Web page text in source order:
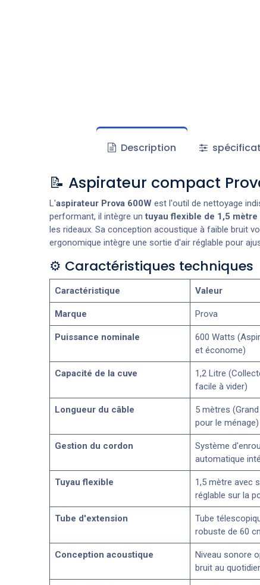
Description
📝 Aspirateur compact
L'aspirateur Prova 600West l'outil de nettoyage
performant, il intègre untuyau flexible de 1,5 mètre
les rideaux. Sa conception acoustique à faible bruit
ergonomique intègre une sortie d'air réglable pour
⚙️ Caractéristiques techniques
Caractéristique Valeur
Marque Prova
Puissance nominale
600 Watts
et économe)
Capacité de la cuve
1,2 Litre
facile à vider)
Longueur du câble
5 mètres
pour le ménage)
Gestion du cordon
Système
automatique
Tuyau flexible
1,5 mètre avec
réglable sur la
Tube d'extension
Tube
robuste de 60
Conception acoustique
Niveau sonore
bruit au